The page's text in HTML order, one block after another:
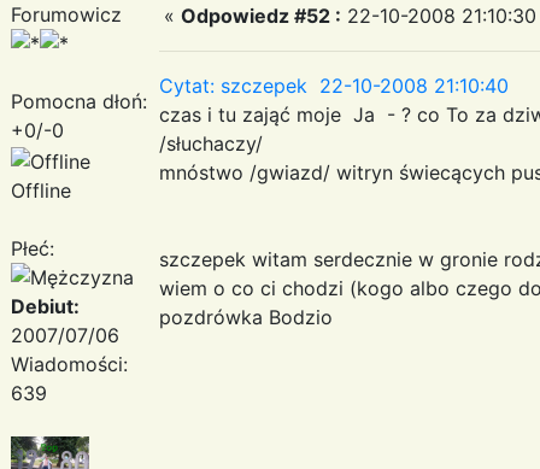
Forumowicz
Pomocna dłoń:
+0/-0
Offline
Płeć:
Debiut:
2007/07/06
Wiadomości:
639
« Odpowiedz #52 : 22-10-2008
Cytat: szczepek 22-10-2008 21:10:40
czas i tu zająć moje Ja - ? co To za
/słuchaczy/
mnóstwo /gwiazd/ witryn świecących
szczepek witam serdecznie w gronie
wiem o co ci chodzi (kogo albo czego
pozdrówka Bodzio